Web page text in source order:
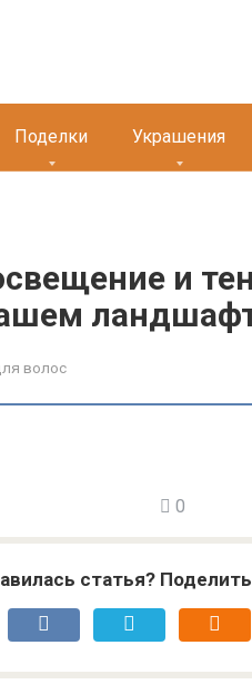
Поделки Украшения
и
волос
0
статья?